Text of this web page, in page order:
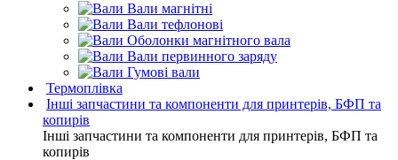
Вали магнітні
Вали тефлонові
Оболонки магнітного вала
Вали первинного заряду
Гумові вали
Термоплівка
Інші запчастини та компоненти для принтерів, БФП та
копирів
Інші запчастини та компоненти для принтерів, БФП та
копирів